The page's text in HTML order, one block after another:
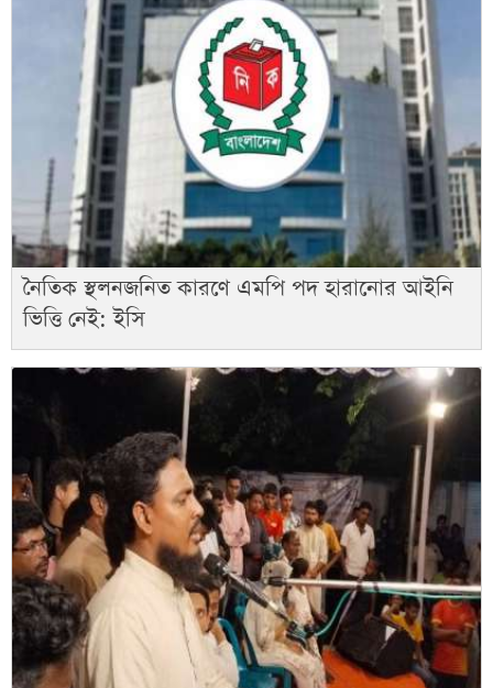
নৈতিক স্থলনজনিত কারণে এমপি পদ হারানোর আইনি
ভিত্তি নেই: ইসি